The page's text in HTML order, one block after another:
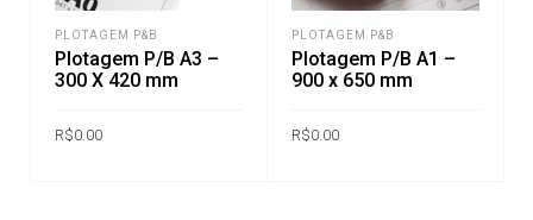
PLOTAGEM P&B
Plotagem P/B A3 –
300 X 420 mm
R$0.00
PLOTAGEM P&B
Plotagem P/B A1 –
900 x 650 mm
R$0.00